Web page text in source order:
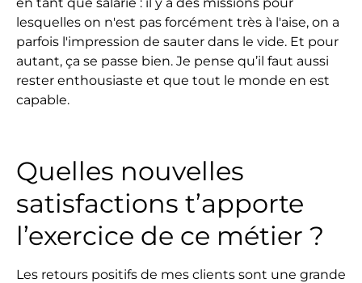
lesquelles on n'est pas forcément très à l'aise, on a
parfois l'impression de sauter dans le vide. Et pour
autant, ça se passe bien. Je pense qu’il faut aussi
rester enthousiaste et que tout le monde en est
capable.
Quelles nouvelles
satisfactions t’apporte
l’exercice de ce métier ?
Les retours positifs de mes clients sont une grande